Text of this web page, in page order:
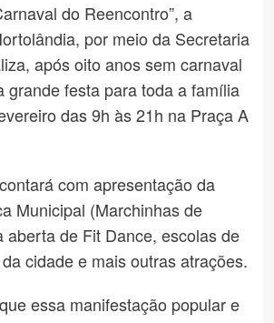
do Reencontro”, a
por meio da Secretaria
após oito anos sem carnaval
grande festa para toda a família
das 9h às 21h na Praça A
com apresentação da
Municipal (Marchinhas de
aberta de Fit Dance, escolas de
cidade e mais outras atrações.
essa manifestação popular e